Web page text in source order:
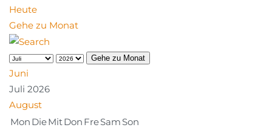
Heute
Gehe zu Monat
Gehe zu Monat
Juni
Juli 2026
August
Mon DieMitDon FreSam Son